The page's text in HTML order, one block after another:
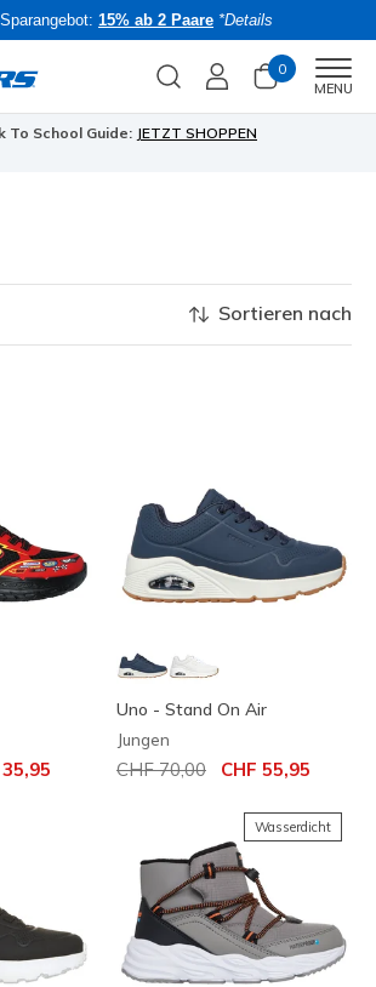
15% ab 2 Paare *Details
0
MENU
To School Guide: JETZT SHOPPEN
Sortieren nach
35,95
Uno - Stand On Air
Jungen
Reduziert von
CHF 70,00 auf
CHF 55,95
Wasserdicht